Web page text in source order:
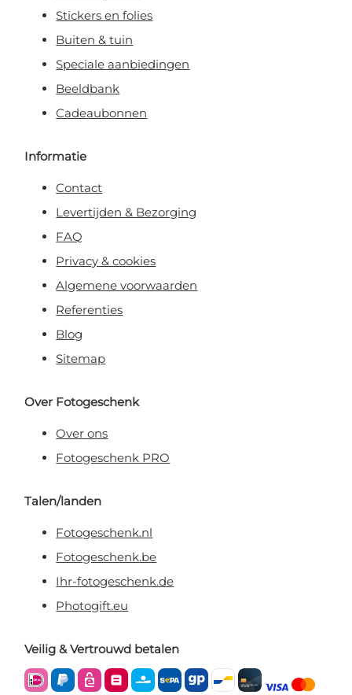
Stickers en folies
Buiten & tuin
Speciale aanbiedingen
Beeldbank
Cadeaubonnen
Informatie
Contact
Levertijden & Bezorging
FAQ
Privacy & cookies
Algemene voorwaarden
Referenties
Blog
Sitemap
Over Fotogeschenk
Over ons
Fotogeschenk PRO
Talen/landen
Fotogeschenk.nl
Fotogeschenk.be
Ihr-fotogeschenk.de
Photogift.eu
Veilig & Vertrouwd betalen